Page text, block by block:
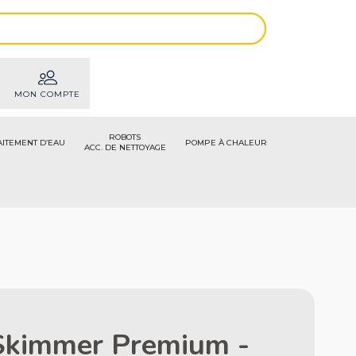
MON COMPTE
D’EAU
ROBOTS
ACC. DE NETTOYAGE
POMPE À CHALEUR
Premium -